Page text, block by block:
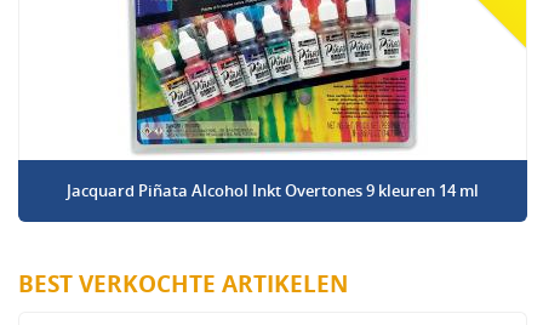
Jacquard Piñata Alcohol Inkt Overtones 9 kleuren 14 ml
BEST VERKOCHTE ARTIKELEN